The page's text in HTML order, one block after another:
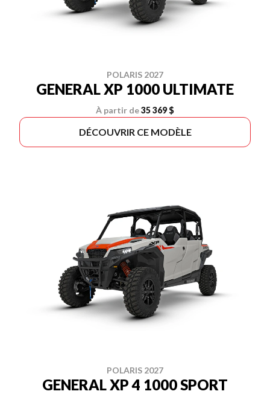
POLARIS 2027
GENERAL XP 1000 ULTIMATE
À partir de35 369 $
DÉCOUVRIR CE MODÈLE
POLARIS 2027
GENERAL XP 4 1000 SPORT